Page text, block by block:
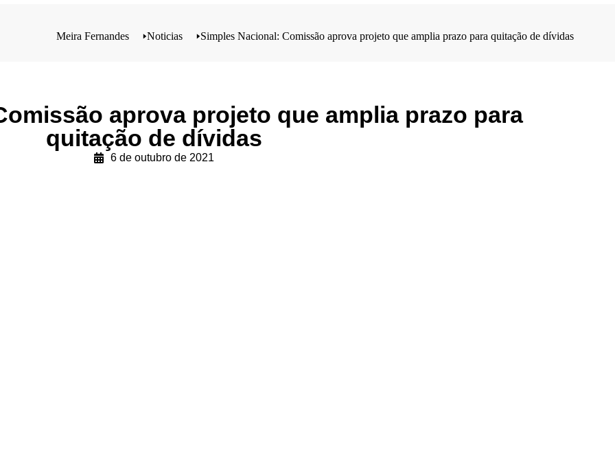
Meira Fernandes 🢒Noticias 🢒Simples Nacional: Comissão aprova projeto que amplia prazo para quitação de dívidas
aprova projeto que amplia prazo para
quitação de dívidas
6 de outubro de 2021